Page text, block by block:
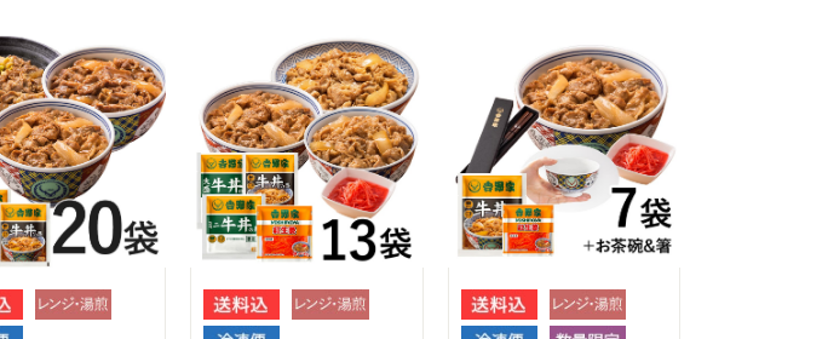
トク牛（トクホ）
介護食
どんぶり・食器
箸・スプーン
雑貨
スキンケア（SPEEDIA）